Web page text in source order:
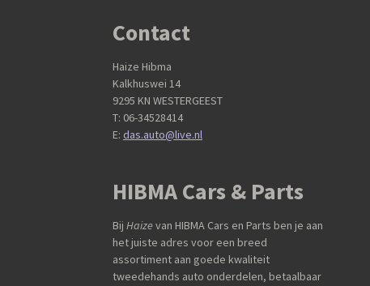
Contact
Haize Hibma
Kalkhuswei 14
9295 KN WESTERGEEST
T: 06-34528414
E: das.auto@live.nl
HIBMA Cars & Parts
Bij Haizevan HIBMA Cars en Parts ben je aan
het juiste adres voor een breed
assortiment aan goede kwaliteit
tweedehands auto onderdelen, betaalbaar